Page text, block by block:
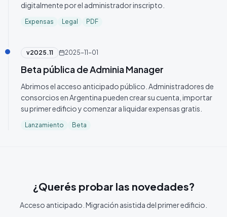
digitalmente por el administrador inscripto.
Expensas Legal PDF
v2025.11 2025-11-01
Beta pública de Adminia Manager
Abrimos el acceso anticipado público. Administradores de
consorcios en Argentina pueden crear su cuenta, importar
su primer edificio y comenzar a liquidar expensas gratis.
Lanzamiento Beta
¿Querés probar las novedades?
Acceso anticipado. Migración asistida del primer edificio.